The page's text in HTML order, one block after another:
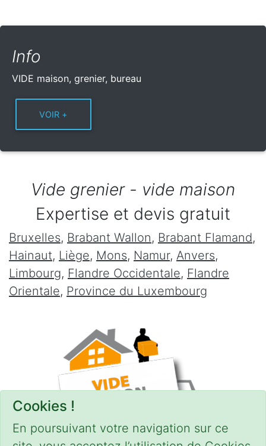
Cookies !
En poursuivant votre navigation sur ce
Info
VIDE maison, grenier, bureau
Vide grenier - vide maison
Expertise et devis gratuit
Bruxelles, Brabant Wallon, Brabant Flamand,
Hainaut, Liège, Mons, Namur, Anvers,
Limbourg, Flandre Occidentale, Flandre
Orientale, Province du Luxembourg